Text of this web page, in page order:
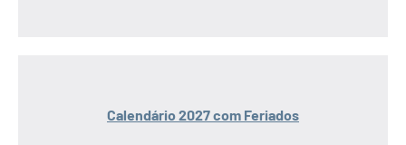
Calendário 2027 com Feriados